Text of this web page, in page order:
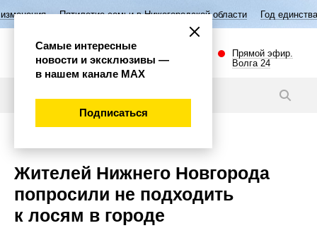
семьи в Нижегородской области Год единства народов России
Прямой эфир.
Волга 24
Жителей Нижнего Новгорода
попросили не подходить
к лосям в городе
Самые интересные
новости и эксклюзивы —
в нашем канале МАХ
Подписаться